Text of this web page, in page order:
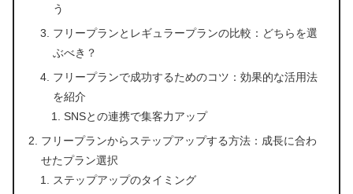
う
フリープランとレギュラープランの比較：どちらを選
ぶべき？
フリープランで成功するためのコツ：効果的な活用法
を紹介
SNSとの連携で集客力アップ
フリープランからステップアップする方法：成長に合わ
せたプラン選択
ステップアップのタイミング